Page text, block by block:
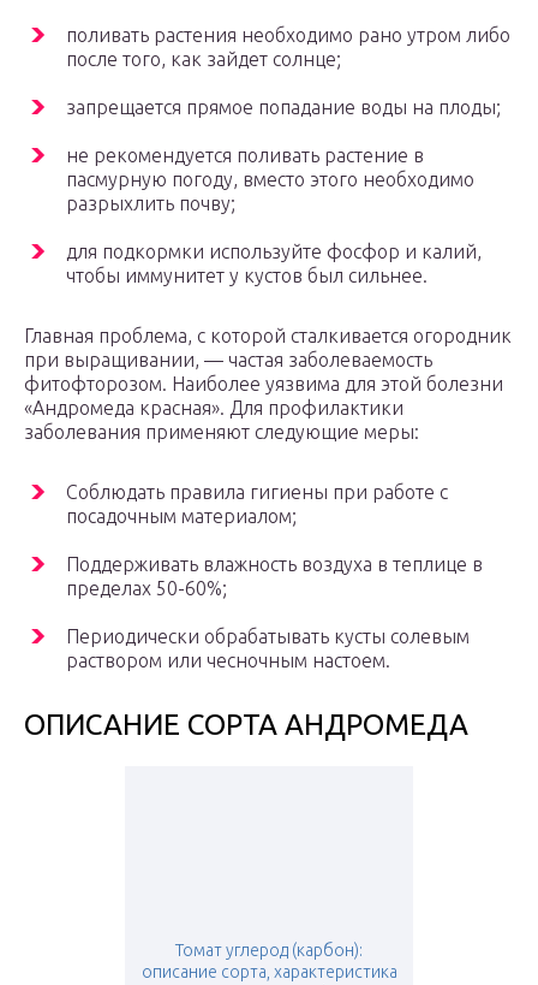
поливать растения необходимо рано утром либо
после того, как зайдет солнце;
запрещается прямое попадание воды на плоды;
не рекомендуется поливать растение в
пасмурную погоду, вместо этого необходимо
разрыхлить почву;
для подкормки используйте фосфор и калий,
чтобы иммунитет у кустов был сильнее.
Главная проблема, с которой сталкивается огородник
при выращивании, — частая заболеваемость
фитофторозом. Наиболее уязвима для этой болезни
«Андромеда красная». Для профилактики
заболевания применяют следующие меры:
Соблюдать правила гигиены при работе с
посадочным материалом;
Поддерживать влажность воздуха в теплице в
пределах 50-60%;
Периодически обрабатывать кусты солевым
раствором или чесночным настоем.
ОПИСАНИЕ СОРТА АНДРОМЕДА
Томат углерод (карбон):
описание сорта, характеристика